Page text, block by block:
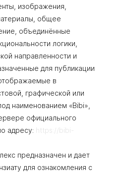
изображения,
общее
объединённые
логики,
направленности и
для публикации
в
графической или
наименованием «Bibi»,
официального
адресу: https://bibi-
предназначен и дает
для ознакомления с